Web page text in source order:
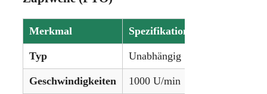
Merkmal Spezifikation
Typ Unabhängig
Geschwindigkeiten 1000 U/min